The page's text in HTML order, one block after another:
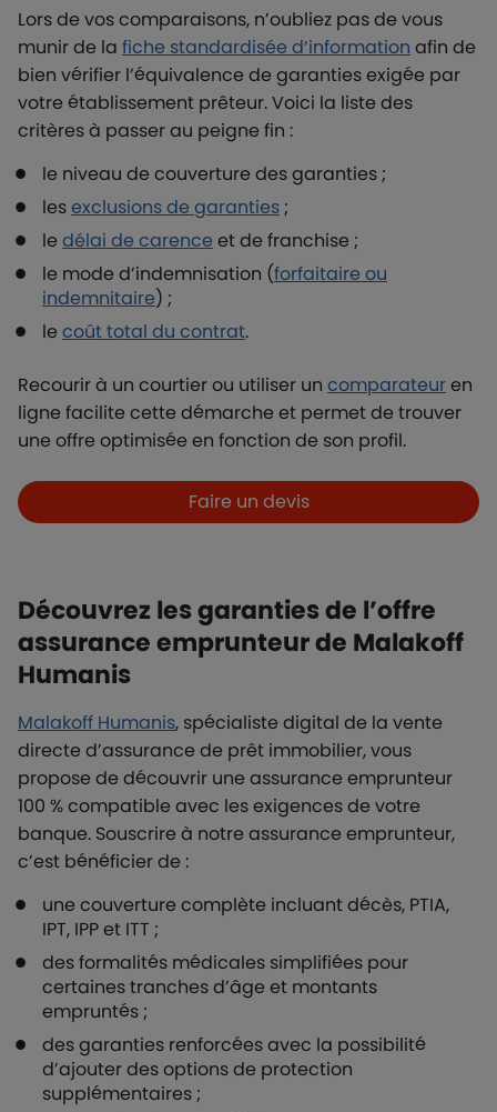
Lors de vos comparaisons, n’oubliez pas de vous
munir de la fiche standardisée d’information afin de
bien vérifier l’équivalence de garanties exigée par
votre établissement prêteur. Voici la liste des
critères à passer au peigne fin :
le niveau de couverture des garanties ;
lesexclusions de garanties ;
ledélai de carenceet de franchise ;
le mode d’indemnisation (forfaitaire ou
indemnitaire) ;
lecoût total du contrat.
Recourir à un courtier ou utiliser un comparateuren
ligne facilite cette démarche et permet de trouver
une offre optimisée en fonction de son profil.
Boutons et liens
Faire un devis
Découvrez les garanties de l’offre
assurance emprunteur de Malakoff
Humanis
Malakoff Humanis, spécialiste digital de la vente
directe d’assurance de prêt immobilier, vous
propose de découvrir une assurance emprunteur
100 % compatible avec les exigences de votre
banque. Souscrire à notre assurance emprunteur,
c’est bénéficier de :
une couverture complète incluant décès, PTIA,
IPT, IPP et ITT ;
des formalités médicales simplifiées pour
certaines tranches d’âge et montants
empruntés ;
des garanties renforcées avec la possibilité
d’ajouter des options de protection
supplémentaires ;